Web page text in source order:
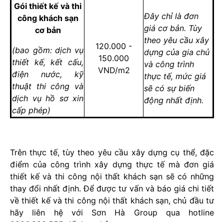
Gói thiết kế và thi
công khách sạn
cơ bản
(bao gồm: dịch vụ
thiết kế, kết cấu,
điện nước, kỹ
thuật thi công và
dịch vụ hồ sơ xin
cấp phép)
120.000 -
150.000
VND/m2
Đây chỉ là đơn
giá cơ bản. Tùy
theo yêu cầu xây
dựng của gia chủ
và công trình
thực tế, mức giá
sẽ có sự biến
động nhất định.
Trên thực tế, tùy theo yêu cầu xây dựng cụ thể, đặc
điểm của công trình xây dựng thực tế mà đơn giá
thiết kế và thi công nội thất khách sạn sẽ có những
thay đổi nhất định. Để được tư vấn và báo giá chi tiết
về thiết kế và thi công nội thất khách sạn, chủ đầu tư
hãy liên hệ với Sơn Hà Group qua hotline